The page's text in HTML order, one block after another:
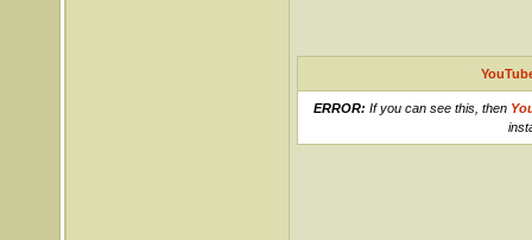
ERROR: If you can see this, then